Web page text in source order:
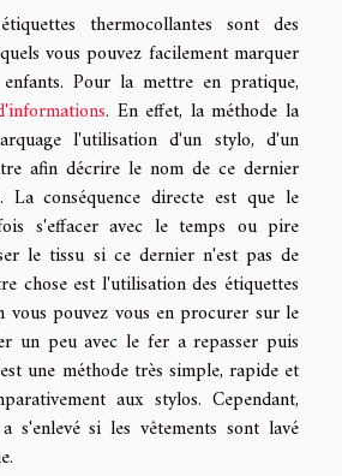
thermocollantes sont des
vous pouvez facilement marquer
Pour la mettre en pratique,
. En effet, la méthode la
l'utilisation d'un stylo, d'un
afin décrire le nom de ce dernier
conséquence directe est que le
s'effacer avec le temps ou pire
le tissu si ce dernier n'est pas de
chose est l'utilisation des étiquettes
vous pouvez vous en procurer sur le
un peu avec le fer a repasser puis
une méthode très simple, rapide et
aux stylos. Cependant,
s'enlevé si les vêtements sont lavé